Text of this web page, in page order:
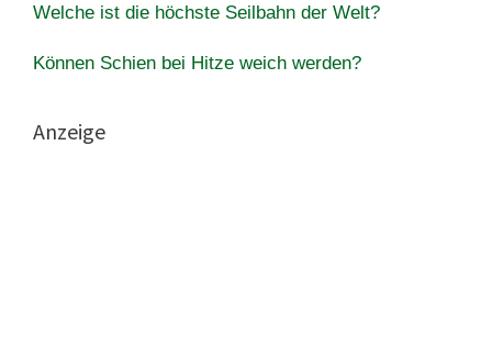
Welche ist die höchste Seilbahn der Welt?
Können Schien bei Hitze weich werden?
Anzeige